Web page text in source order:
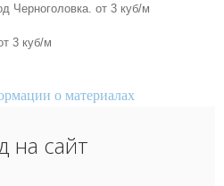
Черноголовка. от 3 куб/м
3 куб/м
о материалах
на сайт